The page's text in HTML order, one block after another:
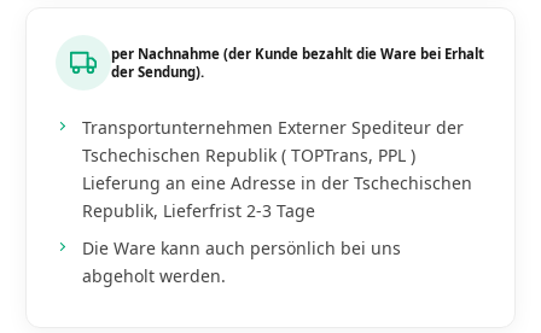
per Nachnahme (der Kunde bezahlt die Ware bei Erhalt
der Sendung).
Transportunternehmen Externer Spediteur der
Tschechischen Republik ( TOPTrans, PPL )
Lieferung an eine Adresse in der Tschechischen
Republik, Lieferfrist 2-3 Tage
Die Ware kann auch persönlich bei uns
abgeholt werden.